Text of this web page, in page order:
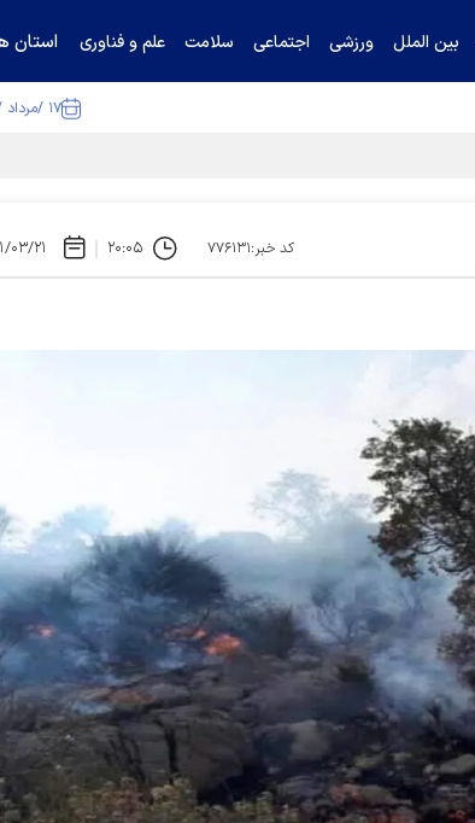
بین الملل ورزشی اجتماعی سلامت علم و فناوری استان
۱۷ /مرداد /۱۴۰۵
کد خبر:۷۷۶۱۳۱ ۲۰:۰۵ ۱۴۰۱/